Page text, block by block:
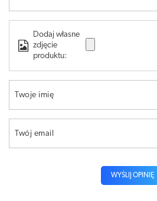
Dodaj własne
zdjęcie
produktu:
Twoje imię
Twój email
WYŚLIJ OPINIĘ